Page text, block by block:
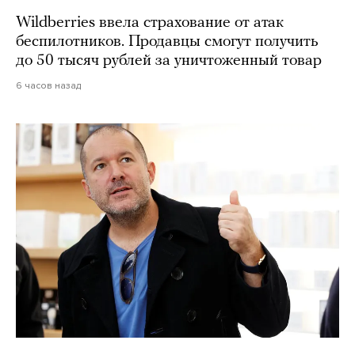
Wildberries ввела страхование от атак
беспилотников. Продавцы смогут получить
до 50 тысяч рублей за уничтоженный товар
6 часов назад